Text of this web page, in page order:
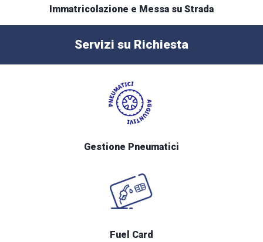
Immatricolazione e Messa su Strada
Servizi su Richiesta
Gestione Pneumatici
Fuel Card